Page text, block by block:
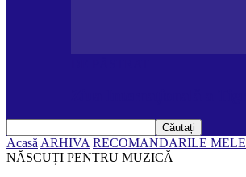
Acasă ARHIVA RECOMANDARILE MELE
NĂSCUȚI PENTRU MUZICĂ